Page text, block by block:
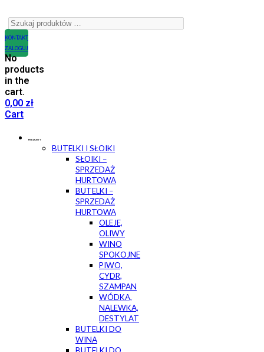
KONTAKT
ZALOGUJ
No
products
in the
cart.
0,00 zł
Cart
PRODUKTY
BUTELKI I SŁOIKI
SŁOIKI –
SPRZEDAŻ
HURTOWA
BUTELKI –
SPRZEDAŻ
HURTOWA
OLEJE,
OLIWY
WINO
SPOKOJNE
PIWO,
CYDR,
SZAMPAN
WÓDKA,
NALEWKA,
DESTYLAT
BUTELKI DO
WINA